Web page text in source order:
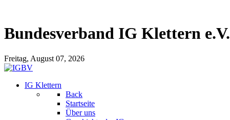
Bundesverband IG Klettern e.V.
Freitag, August 07, 2026
IG Klettern
Back
Startseite
Über uns